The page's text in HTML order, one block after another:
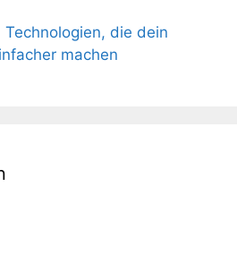
die dein
machen